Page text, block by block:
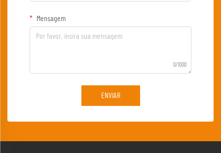
Mensagem
0/1000
ENVIAR